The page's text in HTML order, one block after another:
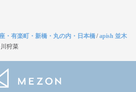
・有楽町・新橋・丸の内・日本橋/apish 並木
狩菜